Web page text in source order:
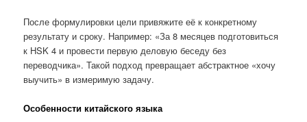
После формулировки цели привяжите её к конкретному
результату и сроку. Например: «За 8 месяцев подготовиться
к HSK 4 и провести первую деловую беседу без
переводчика». Такой подход превращает абстрактное «хочу
выучить» в измеримую задачу.
Особенности китайского языка